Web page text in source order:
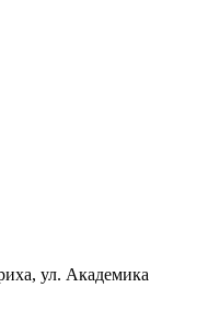
ул. Академика